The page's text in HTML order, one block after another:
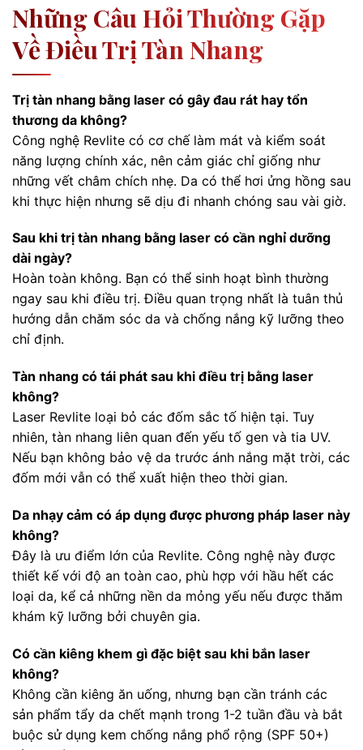
Những Câu Hỏi Thường Gặp
Về Điều Trị Tàn Nhang
Trị tàn nhang bằng laser có gây đau rát hay tổn
thương da không?
Công nghệ Revlite có cơ chế làm mát và kiểm soát
năng lượng chính xác, nên cảm giác chỉ giống như
những vết châm chích nhẹ. Da có thể hơi ửng hồng sau
khi thực hiện nhưng sẽ dịu đi nhanh chóng sau vài giờ.
Sau khi trị tàn nhang bằng laser có cần nghỉ dưỡng
dài ngày?
Hoàn toàn không. Bạn có thể sinh hoạt bình thường
ngay sau khi điều trị. Điều quan trọng nhất là tuân thủ
hướng dẫn chăm sóc da và chống nắng kỹ lưỡng theo
chỉ định.
Tàn nhang có tái phát sau khi điều trị bằng laser
không?
Laser Revlite loại bỏ các đốm sắc tố hiện tại. Tuy
nhiên, tàn nhang liên quan đến yếu tố gen và tia UV.
Nếu bạn không bảo vệ da trước ánh nắng mặt trời, các
đốm mới vẫn có thể xuất hiện theo thời gian.
Da nhạy cảm có áp dụng được phương pháp laser này
không?
Đây là ưu điểm lớn của Revlite. Công nghệ này được
thiết kế với độ an toàn cao, phù hợp với hầu hết các
loại da, kể cả những nền da mỏng yếu nếu được thăm
khám kỹ lưỡng bởi chuyên gia.
Có cần kiêng khem gì đặc biệt sau khi bắn laser
không?
Không cần kiêng ăn uống, nhưng bạn cần tránh các
sản phẩm tẩy da chết mạnh trong 1-2 tuần đầu và bắt
buộc sử dụng kem chống nắng phổ rộng (SPF 50+)